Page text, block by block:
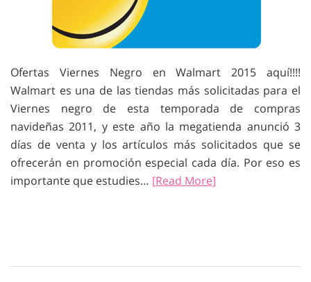
Ofertas Viernes Negro en Walmart 2015 aquí!!!!
Walmart es una de las tiendas más solicitadas para el
Viernes negro de esta temporada de compras
navideñas 2011, y este año la megatienda anunció 3
días de venta y los artículos más solicitados que se
ofrecerán en promoción especial cada día. Por eso es
importante que estudies… [Read More]